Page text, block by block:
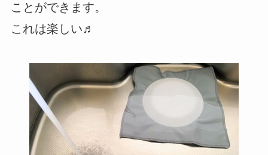
ことができます。
これは楽しい♬